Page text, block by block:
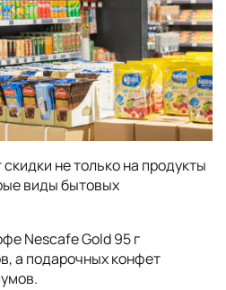
не только на продукты
виды бытовых
Nescafe Gold 95 г
а подарочных конфет